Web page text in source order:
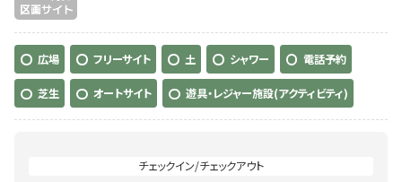
広場 フリーサイト 土 シャワー 電話予約
芝生 オートサイト 遊具・レジャー施設(アクティビティ)